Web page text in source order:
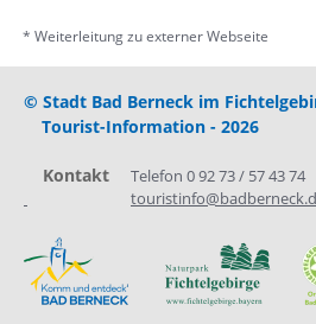
© Stadt Bad Berneck im
Tourist-Information - 2026
    Kontakt
Telefon 0 92 73 / 57 43 74
* Weiterleitung zu externer Webseite